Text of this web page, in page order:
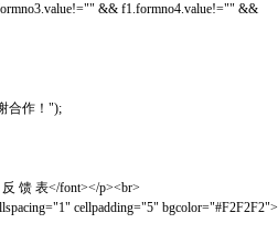
&& f1.formno4.value!="" &&
合作！");
馈 表</font></p><br>
cellpadding="5" bgcolor="#F2F2F2">